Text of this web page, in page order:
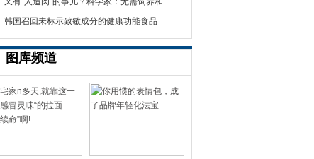
韩国召回未标示致敏成分的健康功能食品
图库频道